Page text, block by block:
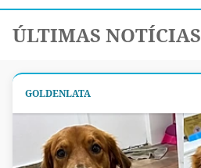
ÚLTIMAS NOTÍCIAS
GOLDENLATA